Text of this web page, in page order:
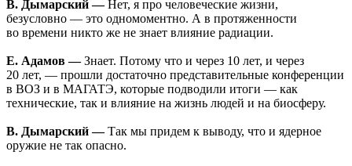
В. Дымарский —Нет, я про человеческие жизни,
безусловно — это одномоментно. А в протяженности
во времени никто же не знает влияние радиации.
Е. Адамов —Знает. Потому что и через 10 лет, и через
20 лет, — прошли достаточно представительные конференции
в ВОЗ и в МАГАТЭ, которые подводили итоги — как
технические, так и влияние на жизнь людей и на биосферу.
В. Дымарский —Так мы придем к выводу, что и ядерное
оружие не так опасно.